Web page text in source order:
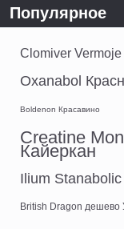
Популярное
Clomiver Vermoje
Oxanabol
Boldenon Красавино
Creatine
Кайеркан
Ilium
British Dragon дешево